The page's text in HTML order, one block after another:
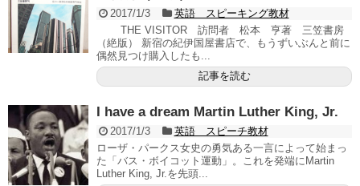
2017/1/3
英語 スピーキング教材
THE VISITOR 訪問者 松本 亨著 三笠書房
（絶版） 新宿の紀伊国屋書店で、もうずいぶんと前に
偶然見つけ購入したも...
記事を読む
I have a dream Martin Luther King, Jr.
2017/1/3
英語 スピーチ教材
ローザ・パークス女史の勇気ある一言によって始まっ
た「バス・ボイコット運動」。これを発端にMartin
Luther King, Jr.を先頭...